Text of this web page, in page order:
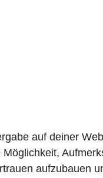
auf deiner
aufzubauen